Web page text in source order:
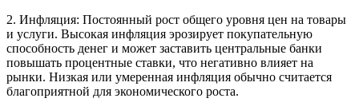
2. Инфляция: Постоянный рост общего уровня цен на товары
и услуги. Высокая инфляция эрозирует покупательную
способность денег и может заставить центральные банки
повышать процентные ставки, что негативно влияет на
рынки. Низкая или умеренная инфляция обычно считается
благоприятной для экономического роста.